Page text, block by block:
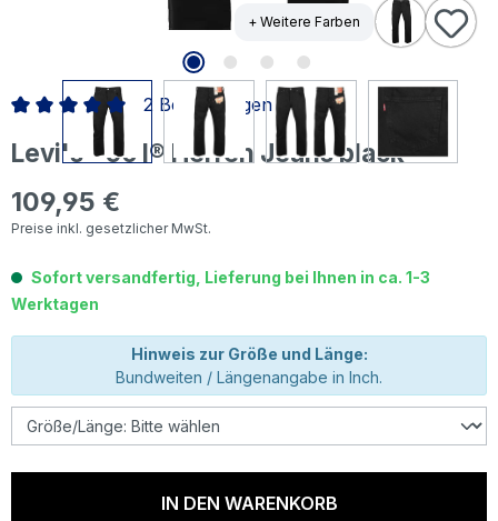
+ Weitere Farben
Levi's® 501® Herren Jeans black
Regulärer Preis:
109,95 €
Preise inkl. gesetzlicher MwSt.
Durchschnittliche Bewertung von 5 von 5 Sternen
2 Bewertungen
Sofort versandfertig, Lieferung bei Ihnen in ca. 1-3
Werktagen
Hinweis zur Größe und Länge:
Bundweiten / Längenangabe in Inch.
IN DEN WARENKORB